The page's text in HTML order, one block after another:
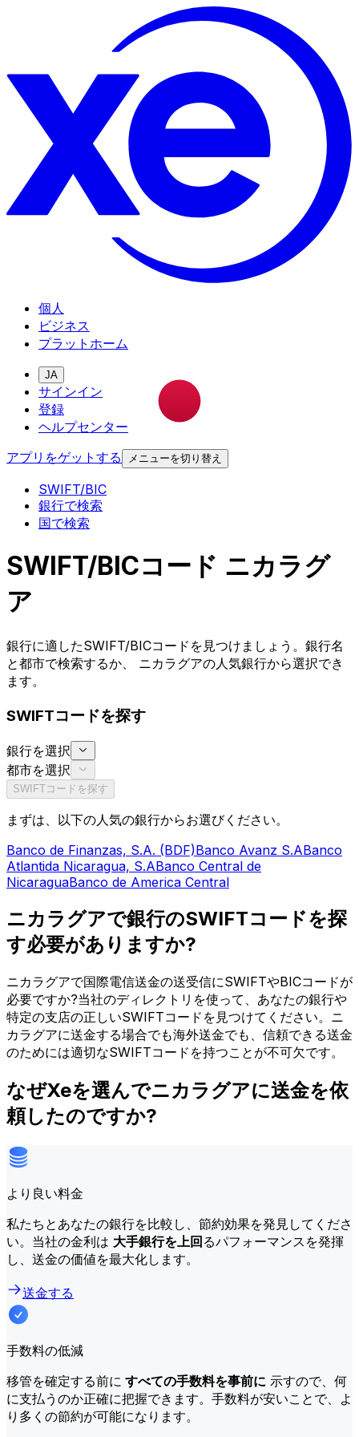
個人
ビジネス
プラットホーム
JA
サインイン
登録
ヘルプセンター
アプリをゲットする
メニューを切り替え
SWIFT/BIC
銀行で検索
国で検索
SWIFT/BICコード ニカラグ
ア
銀行に適したSWIFT/BICコードを見つけましょう。銀行名
と都市で検索するか、 ニカラグアの人気銀行から選択でき
ます。
SWIFTコードを探す
銀行を選択
都市を選択
SWIFTコードを探す
まずは、以下の人気の銀行からお選びください。
Banco de Finanzas, S.A. (BDF)Banco Avanz S.ABanco
Atlantida Nicaragua, S.ABanco Central de
NicaraguaBanco de America Central
ニカラグアで銀行のSWIFTコードを探
す必要がありますか?
ニカラグアで国際電信送金の送受信にSWIFTやBICコードが
必要ですか?当社のディレクトリを使って、あなたの銀行や
特定の支店の正しいSWIFTコードを見つけてください。ニ
カラグアに送金する場合でも海外送金でも、信頼できる送金
のためには適切なSWIFTコードを持つことが不可欠です。
なぜXeを選んでニカラグアに送金を依
頼したのですか?
より良い料金
私たちとあなたの銀行を比較し、節約効果を発見してくださ
い。当社の金利は 大手銀行を上回るパフォーマンスを発揮
し、送金の価値を最大化します。
送金する
手数料の低減
移管を確定する前に すべての手数料を事前に 示すので、何
に支払うのか正確に把握できます。手数料が安いことで、よ
り多くの節約が可能になります。